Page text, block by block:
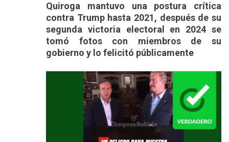
Quiroga mantuvo una postura crítica
contra Trump hasta 2021, después de su
segunda victoria electoral en 2024 se
tomó fotos con miembros de su
gobierno y lo felicitó públicamente